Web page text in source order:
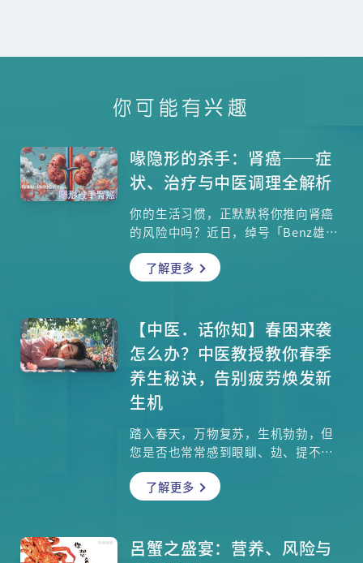
你可能有兴趣
喙隐形的杀手：肾癌——症
状、治疗与中医调理全解析
你的生活习惯，正默默将你推向肾癌
的风险中吗？近日，绰号「Benz雄」
的资深艺人许绍雄因肾癌扩散导致身
体机能衰竭病逝，引发社会大众对肾
终是威胁健康的隐形杀手。肾癌之所
以可怕，早期几乎没有症状。本文揭
开肾癌最关键、也最容易被忽略的早
期信号——无痛性血尿。专家指出，若
能在此阶段发现，五年存活率可超过
与中医调理智慧，教你三款补肾汤谱
及养生穴位，全面认识肾癌的预防与
治疗对策。
了解更多
【中医．话你知】春困来袭
怎么办？中医教授教你春季
养生秘诀，告别疲劳焕发新
生机
踏入春天，万物复苏，生机勃勃，但
您是否也常常感到眼瞓、攰、提不起
劲，只想在阳光下发呆，像植物一样
进行「光合作用」？这种「春眠不觉
身体与自然节气对话的一种方式。想
了解更多
呂蟹之盛宴：营养、风险与